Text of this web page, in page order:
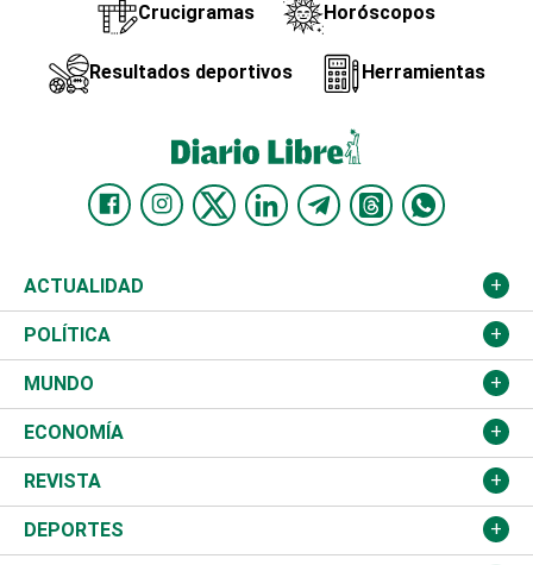
Crucigramas Horóscopos
Resultados deportivos Herramientas
ACTUALIDAD
Nacional
Ciudad
Educación
Salud
Justicia
POLÍTICA
Partidos
JCE
TSE
Congreso Nacional
MUNDO
Estados Unidos
América Latina
Haití
ECONOMÍA
Finanzas
Turismo
REVISTA
Música
DEPORTES